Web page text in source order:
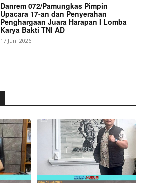
Danrem 072/Pamungkas Pimpin
Upacara 17-an dan Penyerahan
Penghargaan Juara Harapan I Lomba
Karya Bakti TNI AD
17 Juni 2026